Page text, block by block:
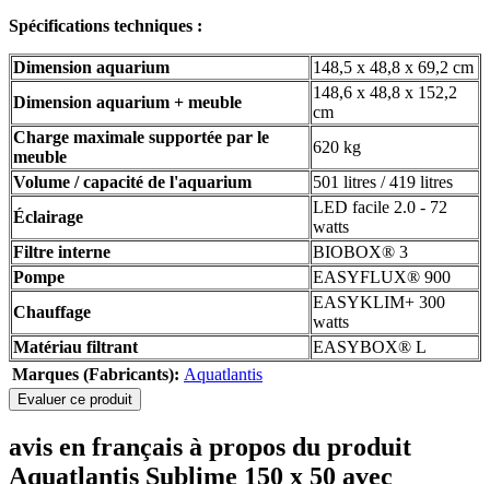
Spécifications techniques :
Dimension aquarium
148,5 x 48,8 x 69,2 cm
Dimension aquarium + meuble
148,6 x 48,8 x 152,2
cm
Charge maximale supportée par le
meuble
620 kg
Volume / capacité de l'aquarium
501 litres / 419 litres
Éclairage
LED facile 2.0 - 72
watts
Filtre interne
BIOBOX® 3
Pompe
EASYFLUX® 900
Chauffage
EASYKLIM+ 300
watts
Matériau filtrant
EASYBOX® L
Marques (Fabricants): Aquatlantis
Evaluer ce produit
avis en français à propos du produit
Aquatlantis Sublime 150 x 50 avec